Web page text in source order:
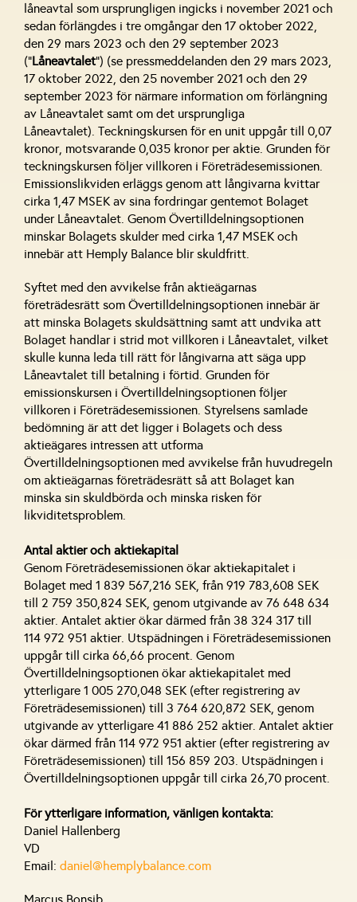
låneavtal som ursprungligen ingicks i november 2021 och
sedan förlängdes i tre omgångar den 17 oktober 2022,
den 29 mars 2023 och den 29 september 2023
(”Låneavtalet”) (se pressmeddelanden den 29 mars 2023,
17 oktober 2022, den 25 november 2021 och den 29
september 2023 för närmare information om förlängning
av Låneavtalet samt om det ursprungliga
Låneavtalet). Teckningskursen för en unit uppgår till 0,07
kronor, motsvarande 0,035 kronor per aktie. Grunden för
teckningskursen följer villkoren i Företrädesemissionen.
Emissionslikviden erläggs genom att långivarna kvittar
cirka 1,47 MSEK av sina fordringar gentemot Bolaget
under Låneavtalet. Genom Övertilldelningsoptionen
minskar Bolagets skulder med cirka 1,47 MSEK och
innebär att Hemply Balance blir skuldfritt.
Syftet med den avvikelse från aktieägarnas
företrädesrätt som Övertilldelningsoptionen innebär är
att minska Bolagets skuldsättning samt att undvika att
Bolaget handlar i strid mot villkoren i Låneavtalet, vilket
skulle kunna leda till rätt för långivarna att säga upp
Låneavtalet till betalning i förtid. Grunden för
emissionskursen i Övertilldelningsoptionen följer
villkoren i Företrädesemissionen. Styrelsens samlade
bedömning är att det ligger i Bolagets och dess
aktieägares intressen att utforma
Övertilldelningsoptionen med avvikelse från huvudregeln
om aktieägarnas företrädesrätt så att Bolaget kan
minska sin skuldbörda och minska risken för
likviditetsproblem.
Antal aktier och aktiekapital
Genom Företrädesemissionen ökar aktiekapitalet i
Bolaget med 1 839 567,216 SEK, från 919 783,608 SEK
till 2 759 350,824 SEK, genom utgivande av 76 648 634
aktier. Antalet aktier ökar därmed från 38 324 317 till
114 972 951 aktier. Utspädningen i Företrädesemissionen
uppgår till cirka 66,66 procent. Genom
Övertilldelningsoptionen ökar aktiekapitalet med
ytterligare 1 005 270,048 SEK (efter registrering av
Företrädesemissionen) till 3 764 620,872 SEK, genom
utgivande av ytterligare 41 886 252 aktier. Antalet aktier
ökar därmed från 114 972 951 aktier (efter registrering av
Företrädesemissionen) till 156 859 203. Utspädningen i
Övertilldelningsoptionen uppgår till cirka 26,70 procent.
För ytterligare information, vänligen kontakta:
Daniel Hallenberg
VD
Email: daniel@hemplybalance.com